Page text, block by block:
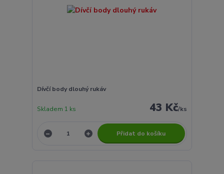
Dívčí body dlouhý rukáv
43 Kč/ks
Skladem 1 ks
Přidat do košíku